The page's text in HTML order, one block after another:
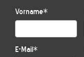
Vorname*
E-Mail*